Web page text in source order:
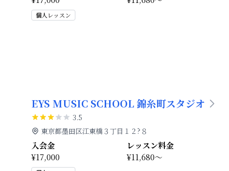
個人レッスン
EYS MUSIC SCHOOL 錦糸町スタジオ
3.5
東京都墨田区江東橋３丁目１２?８
入会金
¥17,000
レッスン料金
¥11,680～